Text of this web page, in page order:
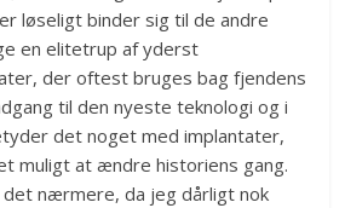
løseligt binder sig til de andre
en elitetrup af yderst
der oftest bruges bag fjendens
til den nyeste teknologi og i
det noget med implantater,
muligt at ændre historiens gang.
det nærmere, da jeg dårligt nok